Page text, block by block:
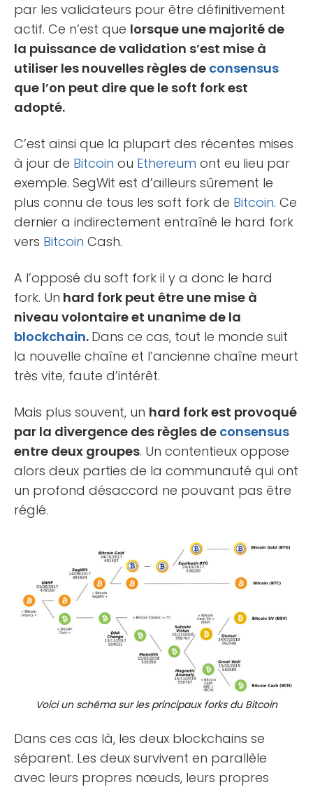
par les validateurs pour être définitivement
actif. Ce n’est que lorsque une majorité de
la puissance de validation s’est mise à
utiliser les nouvelles règles de consensus
que l’on peut dire que le soft fork est
adopté.
C’est ainsi que la plupart des récentes mises
à jour de Bitcoin ou Ethereum ont eu lieu par
exemple. SegWit est d’ailleurs sûrement le
plus connu de tous les soft fork de Bitcoin. Ce
dernier a indirectement entraîné le hard fork
vers Bitcoin Cash.
A l’opposé du soft fork il y a donc le hard
fork. Un hard fork peut être une mise à
niveau volontaire et unanime de la
blockchain. Dans ce cas, tout le monde suit
la nouvelle chaîne et l’ancienne chaîne meurt
très vite, faute d’intérêt.
Mais plus souvent, un hard fork est provoqué
par la divergence des règles de consensus
entre deux groupes. Un contentieux oppose
alors deux parties de la communauté qui ont
un profond désaccord ne pouvant pas être
réglé.
Voici un schéma sur les principaux forks du Bitcoin
Dans ces cas là, les deux blockchains se
séparent. Les deux survivent en parallèle
avec leurs propres nœuds, leurs propres